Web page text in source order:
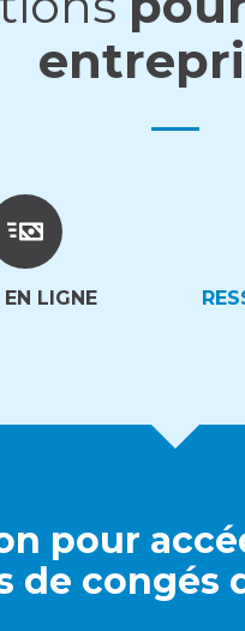
EN LIGNE
pour
de congés